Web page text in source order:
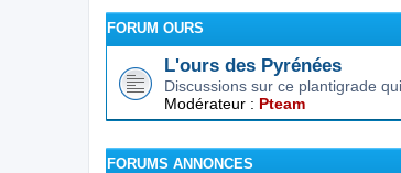
FORUM OURS
L'ours des Pyrénées
Discussions sur ce plantigrade
Modérateur : Pteam
FORUMS ANNONCES